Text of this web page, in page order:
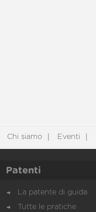
Chi siamo Eventi
Patenti
La patente di guida
Tutte le pratiche